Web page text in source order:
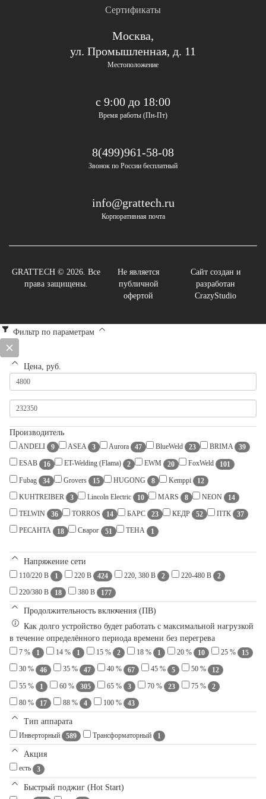
Сертификаты
Москва,
ул. Промышленная, д. 11
Местоположение
с 9:00 до 18:00
Время работы (Пн-Пт)
8(499)961-58-08
Звонок по России бесплатный
info@grattech.ru
Корпоративная почта
GRATTECH © 2026. Все
права защищены.
Не является
публичной
офертой
Сайт создан и
разработан
CrazyStudio
Фильтр по параметрам
Цена, руб.
Производитель
ANDELI 9 ASEA 3 Aurora 47 BlueWeld 23 BRIMA
39
ESAB
16 ET-Welding (Flama) 2 EWM 20 FoxWeld
101
Fubag
34 Grovers 15 HUGONG 8 Kemppi
12
KUHTREIBER
3 Lincoln Electric 10 MARS 8 NEON
14
TELWIN
36 TORROS 14 БАРС 23 КЕДР 52 ПТК
37
РЕСАНТА
18 Сварог 51 ТЕНА 1
Напряжение сети
110/220 В 1 220 В 424 220, 380 В 2 220-480 В
2
220/380 В
18 380 В 177
Продолжительность включения (ПВ)
Как долго устройство будет работать с максимальной нагрузкой
в течение определённого периода времени без перегрева
7 % 1 14 % 1 15 % 2 18 % 1 20 % 10 25 %
15
30 %
46 35 % 47 40 % 67 45 % 5 50 %
12
55 %
1 60 % 305 65 % 3 70 % 23 75 %
2
80 %
17 88 % 4 100 % 43
Тип аппарата
Инверторный 589 Трансформаторный 1
Акция
есть 3
Быстрый поджиг (Hot Start)